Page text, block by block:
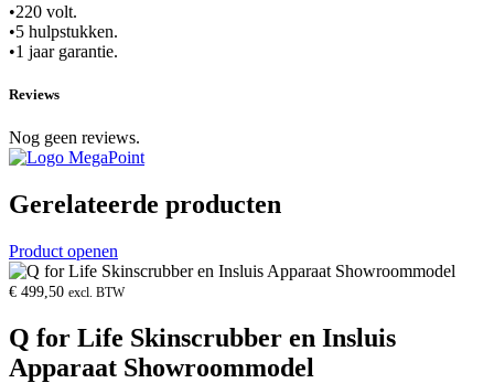
•220 volt.
•5 hulpstukken.
•1 jaar garantie.
Reviews
Nog geen reviews.
Gerelateerde producten
Product openen
€ 499,50 excl. BTW
Q for Life Skinscrubber en Insluis
Apparaat Showroommodel